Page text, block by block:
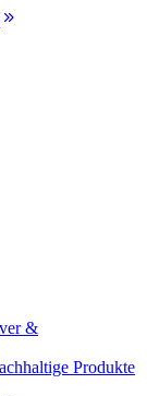
&
Produkte